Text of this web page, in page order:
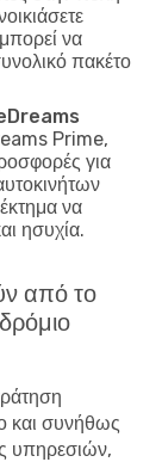
να
πακέτο
eDreams
Prime,
για
να
ησυχία.
από το
και συνήθως
υπηρεσιών,